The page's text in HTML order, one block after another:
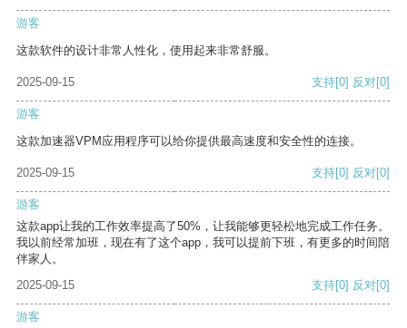
游客
这款软件的设计非常人性化，使用起来非常舒服。
2025-09-15 支持[0] 反对[0]
游客
这款加速器VPM应用程序可以给你提供最高速度和安全性的连接。
2025-09-15 支持[0] 反对[0]
游客
这款app让我的工作效率提高了50%，让我能够更轻松地完成工作任务。
我以前经常加班，现在有了这个app，我可以提前下班，有更多的时间陪
伴家人。
2025-09-15
支持[0] 反对[0]
游客